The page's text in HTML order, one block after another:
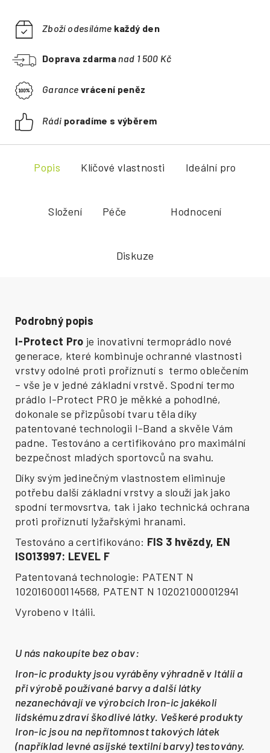
Zboží odesíláme každý den
Doprava zdarma nad 1 500 Kč
Garance vrácení peněz
Rádi poradíme s výběrem
Popis Klíčové vlastnosti Ideální pro
Složení Péče Hodnocení
Diskuze
Podrobný popis
I-Protect Pro je inovativní termoprádlo nové
generace, které kombinuje ochranné vlastnosti
vrstvy odolné proti proříznutí s termo oblečením
– vše je v jedné základní vrstvě. Spodní termo
prádlo I-Protect PRO je měkké a pohodlné,
dokonale se přizpůsobí tvaru těla díky
patentované technologii I-Band a skvěle Vám
padne. Testováno a certifikováno pro maximální
bezpečnost mladých sportovců na svahu.
Díky svým jedinečným vlastnostem eliminuje
potřebu další základní vrstvy a slouží jak jako
spodní termovsrtva, tak i jako technická ochrana
proti proříznutí lyžařskými hranami.
Testováno a certifikováno: FIS 3 hvězdy, EN
ISO13997: LEVEL F
Patentovaná technologie: PATENT N
102016000114568, PATENT N 102021000012941
Vyrobeno v Itálii.
U nás nakoupíte bez obav:
Iron-ic produkty jsou vyráběny výhradně v Itálii a
při výrobě používané barvy a další látky
nezanechávají ve výrobcích Iron-ic jakékoli
lidskému zdraví škodlivé látky. Veškeré produkty
Iron-ic jsou na nepřítomnost takových látek
(například levné asijské textilní barvy) testovány.